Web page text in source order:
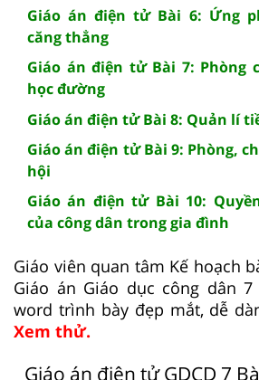
Giáo án điện tử Bài 6: Ứng
căng thẳng
Giáo án điện tử Bài 7: Phòng
học đường
Giáo án điện tử Bài 8: Quản lí
Giáo án điện tử Bài 9: Phòng,
hội
Giáo án điện tử Bài 10:
của công dân trong gia đình
Giáo viên quan tâm Kế hoạch
Giáo án Giáo dục công dân
word trình bày đẹp mắt, dễ
Xem thử.
Giáo án điện tử GDCD 7